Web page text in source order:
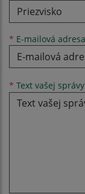
* E-mailová
* Text vašej